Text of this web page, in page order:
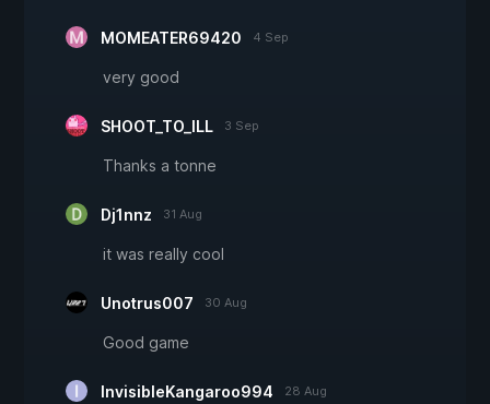
MOMEATER69420 4 Sep
very good
SHOOT_TO_ILL 3 Sep
Thanks a tonne
Dj1nnz 31 Aug
it was really cool
Unotrus007 30 Aug
Good game
InvisibleKangaroo994 28 Aug